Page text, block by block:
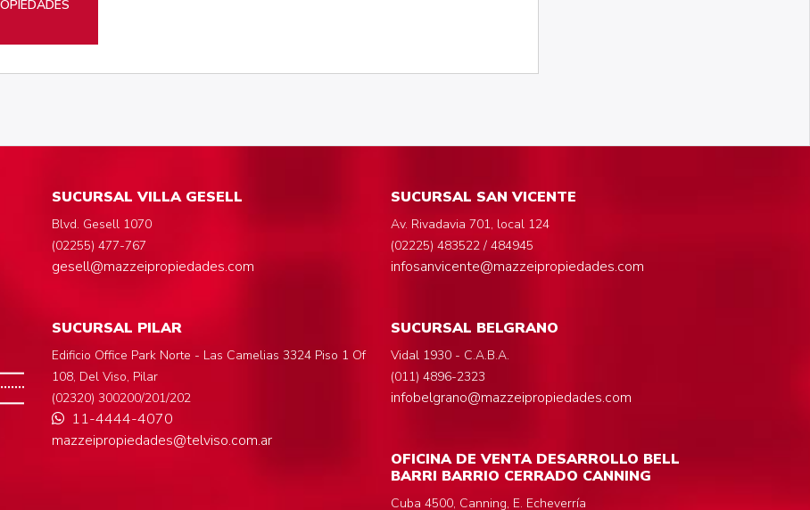
SUCURSAL VILLA GESELL
Blvd. Gesell 1070
(02255) 477-767
gesell@mazzeipropiedades.com
SUCURSAL PILAR
Edificio Office Park Norte - Las Camelias 3324 Piso 1 Of
108, Del Viso, Pilar
(02320) 300200/201/202
11-4444-4070
mazzeipropiedades@telviso.com.ar
SUCURSAL SAN VICENTE
Av. Rivadavia 701, local 124
(02225) 483522 / 484945
infosanvicente@mazzeipropiedades.com
SUCURSAL BELGRANO
Vidal 1930 - C.A.B.A.
(011) 4896-2323
infobelgrano@mazzeipropiedades.com
OFICINA DE VENTA DESARROLLO BELL
BARRI BARRIO CERRADO CANNING
Cuba 4500, Canning, E. Echeverría